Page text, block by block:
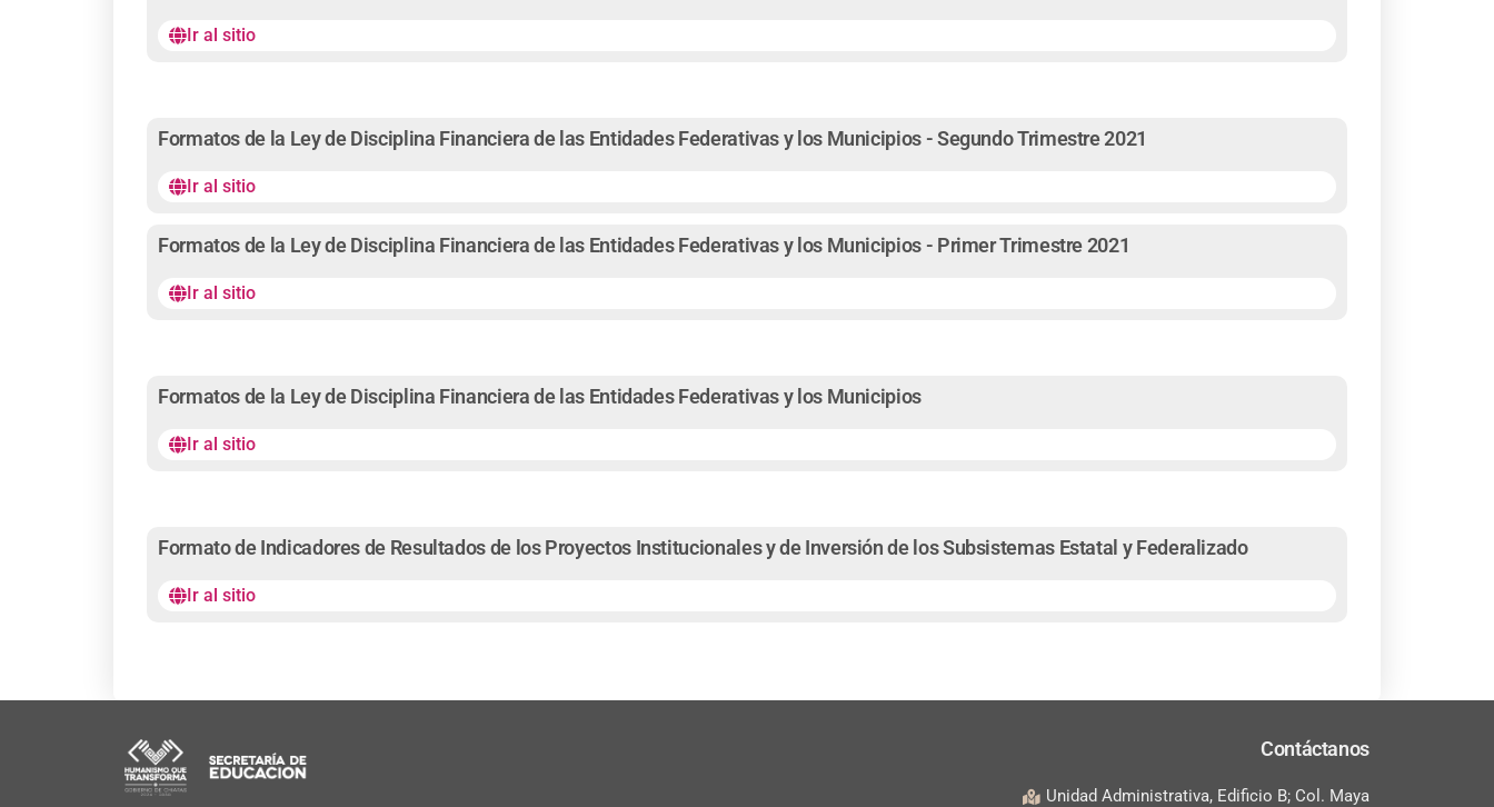
Ir al sitio
Formatos de la Ley de Disciplina Financiera de las Entidades Federativas y los Municipios - Segundo Trimestre 2021
Ir al sitio
Formatos de la Ley de Disciplina Financiera de las Entidades Federativas y los Municipios - Primer Trimestre 2021
Ir al sitio
Formatos de la Ley de Disciplina Financiera de las Entidades Federativas y los Municipios
Ir al sitio
Formato de Indicadores de Resultados de los Proyectos Institucionales y de Inversión de los Subsistemas Estatal y Federalizado
Ir al sitio
Contáctanos
Unidad Administrativa, Edificio B; Col. Maya